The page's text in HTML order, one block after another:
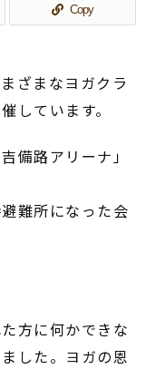
Copy
ざまなヨガクラ
しています。
備路アリーナ」
難所になった会
方に何かできな
した。ヨガの恩